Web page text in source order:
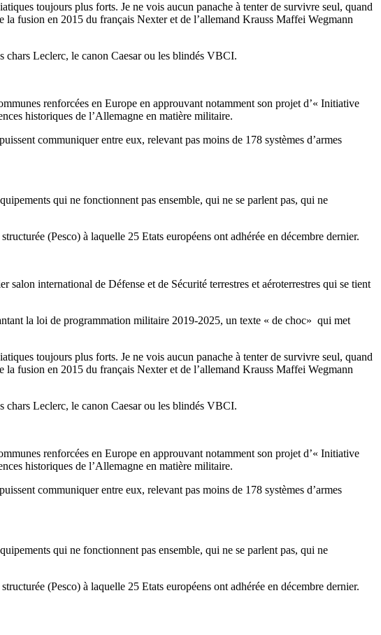
toujours plus forts. Je ne vois aucun panache à tenter de survivre seul, quand
fusion en 2015 du français Nexter et de l’allemand Krauss Maffei Wegmann
chars Leclerc, le canon Caesar ou les blindés VBCI.
renforcées en Europe en approuvant notamment son projet d’« Initiative
historiques de l’Allemagne en matière militaire.
communiquer entre eux, relevant pas moins de 178 systèmes d’armes
qui ne fonctionnent pas ensemble, qui ne se parlent pas, qui ne
(Pesco) à laquelle 25 Etats européens ont adhérée en décembre dernier.
international de Défense et de Sécurité terrestres et aéroterrestres qui se tient
la loi de programmation militaire 2019-2025, un texte « de choc» qui met
toujours plus forts. Je ne vois aucun panache à tenter de survivre seul, quand
fusion en 2015 du français Nexter et de l’allemand Krauss Maffei Wegmann
chars Leclerc, le canon Caesar ou les blindés VBCI.
renforcées en Europe en approuvant notamment son projet d’« Initiative
historiques de l’Allemagne en matière militaire.
communiquer entre eux, relevant pas moins de 178 systèmes d’armes
qui ne fonctionnent pas ensemble, qui ne se parlent pas, qui ne
(Pesco) à laquelle 25 Etats européens ont adhérée en décembre dernier.